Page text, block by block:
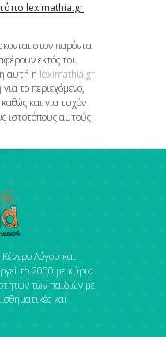
leximathia.gr
στον παρόντα
εκτός του
αυτή η leximathia.gr
το περιεχόμενο,
και για τυχόν
ιστοτόπους αυτούς.
Λόγου και
το 2000 με κύριο
των παιδιών με
και